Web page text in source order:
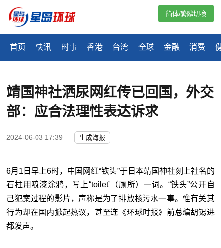
首页 快讯 时事 香港 台湾 全球 金融 消费
简体/繁體切換
靖国神社洒尿网红传已回国，外交
部：应合法理性表达诉求
2024-06-03 17:39 生成海报
6月1日早上6时，中国网红“铁头”于日本靖国神社刻上社名的
石柱用喷漆涂鸦，写上“toilet”（厕所）一词。“铁头”公开自
己犯案过程的影片，声称是为了排放核污水一事。惟有关其
行为却在国内掀起热议，甚至连《环球时报》前总编胡锡进
都发声。